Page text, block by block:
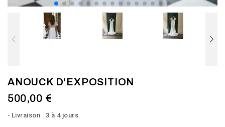
ANOUCK D'EXPOSITION
500,00 €
Livraison : 3 à 4 jours